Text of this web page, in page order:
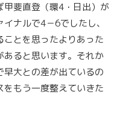
斐直登（環4・日出）が
ナルで4－6でしたし、
とを思ったよりあった
あると思います。それか
大との差が出ているの
もう一度整えていきた